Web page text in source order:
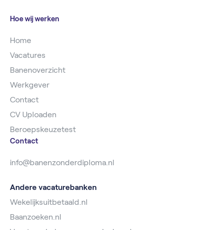
Hoe wij werken
Home
Vacatures
Banenoverzicht
Werkgever
Contact
CV Uploaden
Beroepskeuzetest
Contact
info@banenzonderdiploma.nl
Andere vacaturebanken
Wekelijksuitbetaald.nl
Baanzoeken.nl